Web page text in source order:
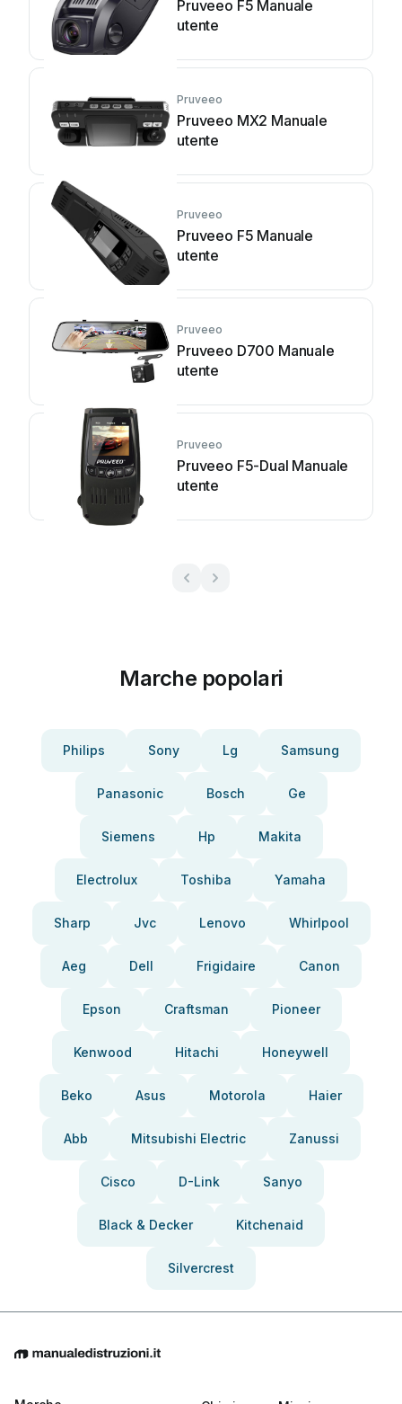
Pruveeo F5 Manuale
utente
Pruveeo
Pruveeo MX2 Manuale
utente
Pruveeo
Pruveeo F5 Manuale
utente
Pruveeo
Pruveeo D700 Manuale
utente
Pruveeo
Pruveeo F5-Dual Manuale
utente
Marche popolari
Philips Sony Lg Samsung
Panasonic Bosch Ge
Siemens Hp Makita
Electrolux Toshiba Yamaha
Sharp Jvc Lenovo Whirlpool
Aeg Dell Frigidaire Canon
Epson Craftsman Pioneer
Kenwood Hitachi Honeywell
Beko Asus Motorola Haier
Abb Mitsubishi Electric Zanussi
Cisco D-Link Sanyo
Black & Decker Kitchenaid
Silvercrest